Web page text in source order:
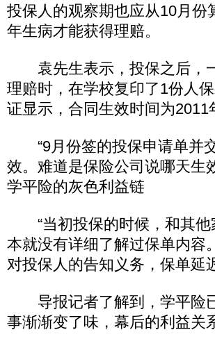
投保人的观察期也应从10月
年生病才能获得理赔。
袁先生表示，投保之后，
理赔时，在学校复印了1份人
证显示，合同生效时间为2011
“9月份签的投保申请单并
效。难道是保险公司说哪天生
学平险的灰色利益链
“当初投保的时候，和其他
本就没有详细了解过保单内容
对投保人的告知义务，保单延
导报记者了解到，学平险已
事渐渐变了味，幕后的利益关